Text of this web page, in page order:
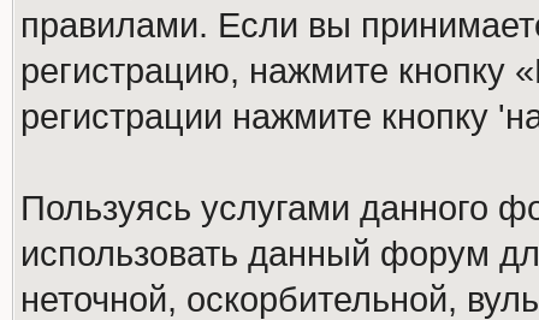
правилами. Если вы
регистрацию, нажмите кнопку
регистрации нажмите кнопку
Пользуясь услугами данного
использовать данный форум
неточной, оскорбительной,